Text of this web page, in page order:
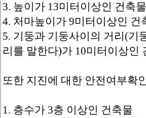
3. 높이가 13미터이상인 건축물
4. 처마높이가 9미터이상인 건
5. 기둥과 기둥사이의 거리(기
리를 말한다)가 10미터이상인
또한 지진에 대한 안전여부확
1. 층수가 3층 이상인 건축물